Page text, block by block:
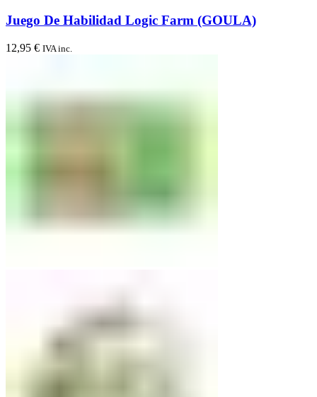
Juego De Habilidad Logic Farm (GOULA)
12,95 € IVA inc.